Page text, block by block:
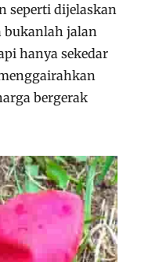
seperti dijelaskan
bukanlah jalan
hanya sekedar
bergerak